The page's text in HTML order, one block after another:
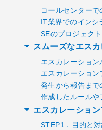
コールセンター
IT業界でのインシ
SEのプロジェク
スムーズなエス
エスカレーショ
エスカレーション
発生から報告ま
作成したルール
エスカレーショ
STEP1．目的と